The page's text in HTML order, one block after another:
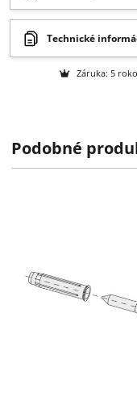
Otázka na
Na objednávku
k dispozícii do 2
Technické
Podobné